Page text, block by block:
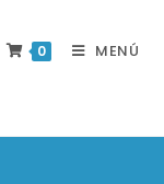
0 MENÚ